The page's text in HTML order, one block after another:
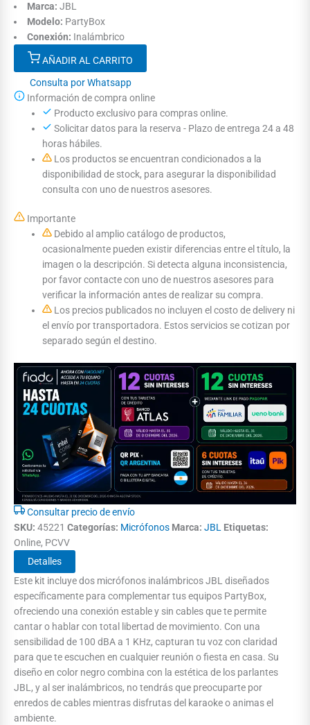
Marca: JBL
Modelo: PartyBox
Conexión: Inalámbrico
AÑADIR AL CARRITO
Consulta por Whatsapp
Información de compra online
Producto exclusivo para compras online.
Solicitar datos para la reserva - Plazo de entrega 24 a 48
horas hábiles.
Los productos se encuentran condicionados a la
disponibilidad de stock, para asegurar la disponibilidad
consulta con uno de nuestros asesores.
Importante
Debido al amplio catálogo de productos,
ocasionalmente pueden existir diferencias entre el título, la
imagen o la descripción. Si detecta alguna inconsistencia,
por favor contacte con uno de nuestros asesores para
verificar la información antes de realizar su compra.
Los precios publicados no incluyen el costo de delivery ni
el envío por transportadora. Estos servicios se cotizan por
separado según el destino.
Consultar precio de envío
SKU: 45221 Categorías: Micrófonos Marca: JBL Etiquetas:
Online, PCVV
Detalles
Este kit incluye dos micrófonos inalámbricos JBL diseñados
específicamente para complementar tus equipos PartyBox,
ofreciendo una conexión estable y sin cables que te permite
cantar o hablar con total libertad de movimiento. Con una
sensibilidad de 100 dBA a 1 KHz, capturan tu voz con claridad
para que te escuchen en cualquier reunión o fiesta en casa. Su
diseño en color negro combina con la estética de los parlantes
JBL, y al ser inalámbricos, no tendrás que preocuparte por
enredos de cables mientras disfrutas del karaoke o animas el
ambiente.